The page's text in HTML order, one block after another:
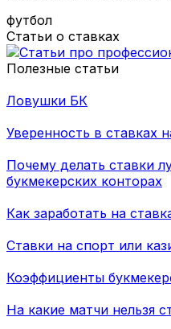
футбол
Статьи о ставках
Полезные статьи
Ловушки БК
Уверенность в ставках
Почему делать ставки
букмекерских конторах
Как заработать на
Ставки на спорт или
Коэффициенты
На какие матчи нельзя